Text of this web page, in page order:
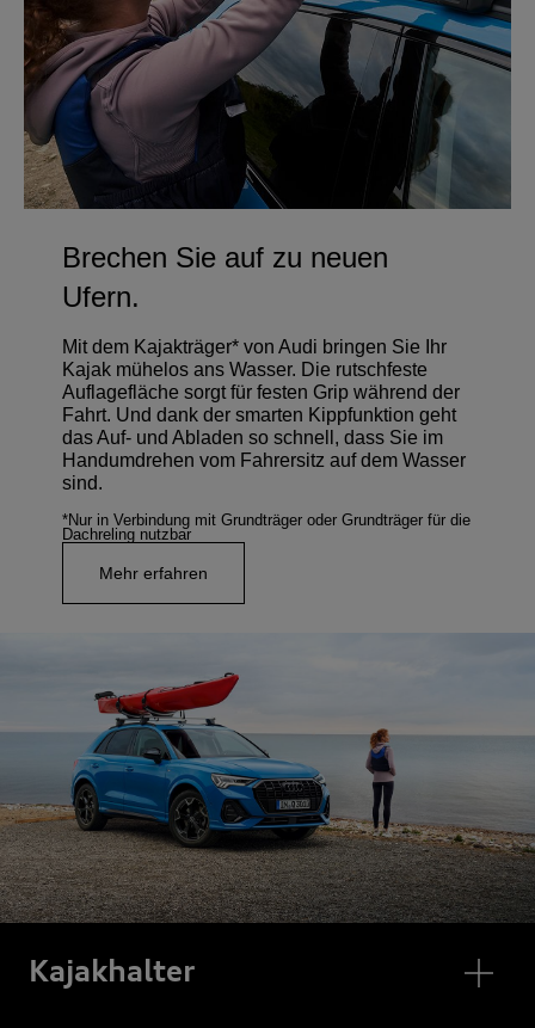
Brechen Sie auf zu neuen
Ufern.
Mit dem Kajakträger* von Audi bringen Sie Ihr
Kajak mühelos ans Wasser. Die rutschfeste
Auflagefläche sorgt für festen Grip während der
Fahrt. Und dank der smarten Kippfunktion geht
das Auf- und Abladen so schnell, dass Sie im
Handumdrehen vom Fahrersitz auf dem Wasser
sind.
*Nur in Verbindung mit Grundträger oder Grundträger für die
Dachreling nutzbar
Mehr erfahren
Kajak­halter